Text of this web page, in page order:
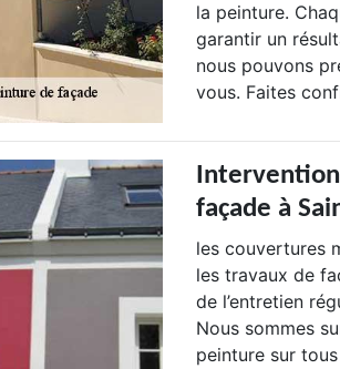
la peinture.
garantir un
nous pouvons
vous. Faites
façade à
les couvertures
les travaux de
de l’entretien
Nous sommes
peinture sur